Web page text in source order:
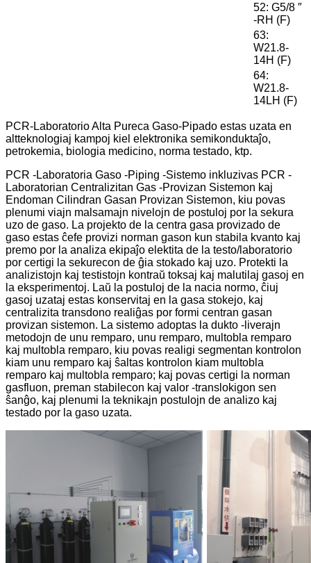
52: G5/8 ″
-RH (F)
63:
W21.8-
14H (F)
64:
W21.8-
14LH (F)
PCR-Laboratorio Alta Pureca Gaso-Pipado estas uzata en
altteknologiaj kampoj kiel elektronika semikonduktaĵo,
petrokemia, biologia medicino, norma testado, ktp.
PCR -Laboratoria Gaso -Piping -Sistemo inkluzivas PCR -
Laboratorian Centralizitan Gas -Provizan Sistemon kaj
Endoman Cilindran Gasan Provizan Sistemon, kiu povas
plenumi viajn malsamajn nivelojn de postuloj por la sekura
uzo de gaso. La projekto de la centra gasa provizado de
gaso estas ĉefe provizi norman gason kun stabila kvanto kaj
premo por la analiza ekipaĵo elektita de la testo/laboratorio
por certigi la sekurecon de ĝia stokado kaj uzo. Protekti la
analizistojn kaj testistojn kontraŭ toksaj kaj malutilaj gasoj en
la eksperimentoj. Laŭ la postuloj de la nacia normo, ĉiuj
gasoj uzataj estas konservitaj en la gasa stokejo, kaj
centralizita transdono realiĝas por formi centran gasan
provizan sistemon. La sistemo adoptas la dukto -liverajn
metodojn de unu remparo, unu remparo, multobla remparo
kaj multobla remparo, kiu povas realigi segmentan kontrolon
kiam unu remparo kaj ŝaltas kontrolon kiam multobla
remparo kaj multobla remparo; kaj povas certigi la norman
gasfluon, preman stabilecon kaj valor -translokigon sen
ŝanĝo, kaj plenumi la teknikajn postulojn de analizo kaj
testado por la gaso uzata.